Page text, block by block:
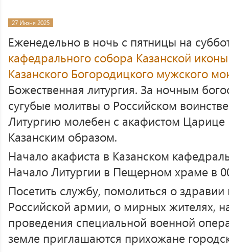
27 Июня 2025
Еженедельно в ночь с пятницы на
кафедрального собора Казанской
Казанского Богородицкого мужского
Божественная литургия. За ночным
сугубые молитвы о Российском
Литургию молебен с акафистом
Казанским образом.
Начало акафиста в Казанском
Начало Литургии в Пещерном храме в
Посетить службу, помолиться о
Российской армии, о мирных жителях,
проведения специальной военной
земле приглашаются прихожане